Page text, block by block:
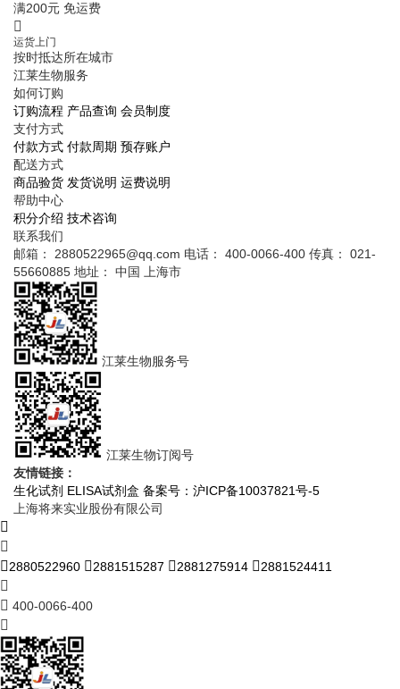
满200元 免运费
运货上门
按时抵达所在城市
江莱生物服务
如何订购
订购流程 产品查询 会员制度
支付方式
付款方式 付款周期 预存账户
配送方式
商品验货 发货说明 运费说明
帮助中心
积分介绍 技术咨询
联系我们
邮箱： 2880522965@qq.com 电话： 400-0066-400 传真： 021-
55660885 地址： 中国 上海市
江莱生物服务号
江莱生物订阅号
友情链接：
生化试剂 ELISA试剂盒 备案号：沪ICP备10037821号-5
上海将来实业股份有限公司
2880522960 2881515287 2881275914 2881524411
400-0066-400